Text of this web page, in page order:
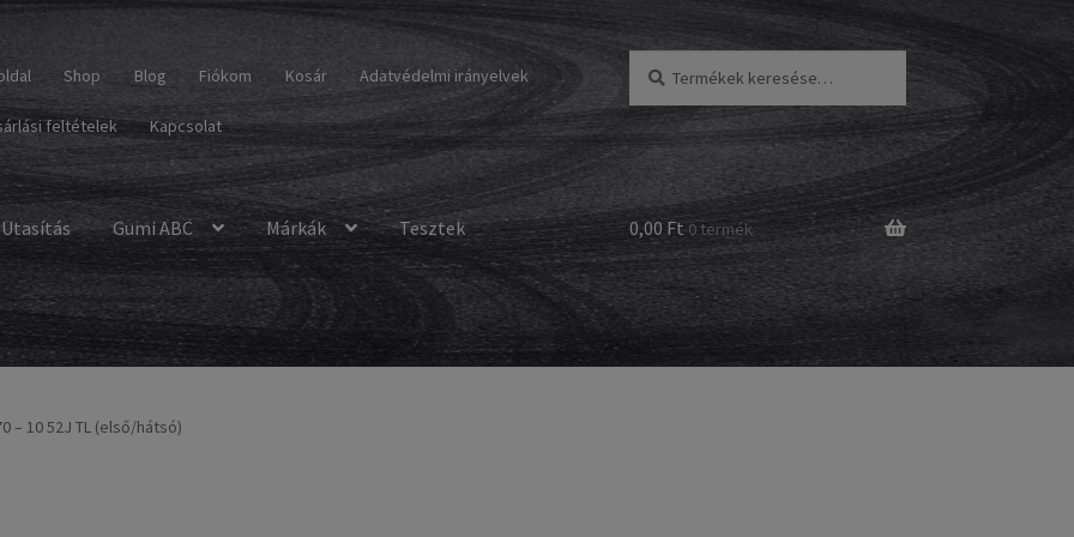
Shop Blog Fiókom Kosár Adatvédelmi irányelvek
feltételek Kapcsolat
következőre:
Utasítás Gumi ABC Márkák Tesztek 0,00 Ft 0 termék
– 10 52J TL (első/hátsó)